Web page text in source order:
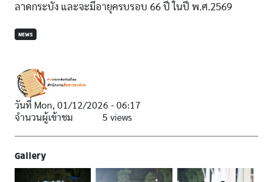
ลาดกระบัง และจะมีอายุครบรอบ 66 ปี ในปี พ.ศ.2569
NEWS
วันที่ Mon, 01/12/2026 - 06:17
จำนวนผู้เข้าชม
5 views
Gallery